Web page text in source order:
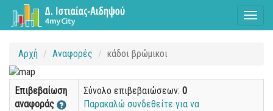
Αρχή Αναφορές κάδοι βρώμικοι
Επιβεβαίωση
αναφοράς
Σύνολο επιβεβαιώσεων: 0
Παρακαλώ συνδεθείτε για να